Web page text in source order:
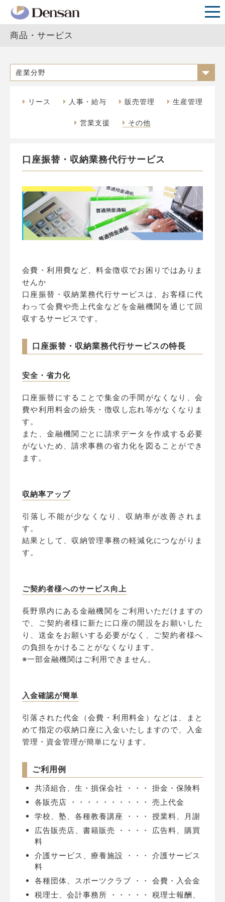
商品・サービス
産業分野
リース 人事・給与 販売管理 生産管理
営業支援 その他
口座振替・収納業務代行サービス
会費・利用費など、料金徴収でお困りではありま
せんか
口座振替・収納業務代行サービスは、お客様に代
わって会費や売上代金などを金融機関を通じて回
収するサービスです。
口座振替・収納業務代行サービスの特長
安全・省力化
口座振替にすることで集金の手間がなくなり、会
費や利用料金の紛失・徴収し忘れ等がなくなりま
す。
また、金融機関ごとに請求データを作成する必要
がないため、請求事務の省力化を図ることができ
ます。
収納率アップ
引落し不能が少なくなり、収納率が改善されま
す。
結果として、収納管理事務の軽減化につながりま
す。
ご契約者様へのサービス向上
長野県内にある金融機関をご利用いただけますの
で、ご契約者様に新たに口座の開設をお願いした
り、送金をお願いする必要がなく、ご契約者様へ
の負担をかけることがなくなります。
※一部金融機関はご利用できません。
入金確認が簡単
引落された代金（会費・利用料金）などは、まと
めて指定の収納口座に入金いたしますので、入金
管理・資金管理が簡単になります。
ご利用例
共済組合、生・損保会社 ・・・ 掛金・保険料
各販売店 ・・・・・・・・・・ 売上代金
学校、塾、各種教養講座
・・・ 授業料、月謝
広告販売店、書籍販売
・・・・ 広告料、購買
料
介護サービス、療養施設
・・・ 介護サービス
料
各種団体、スポーツクラブ ・・ 会費・入会金
税理士、会計事務所 ・・・・・ 税理士報酬、